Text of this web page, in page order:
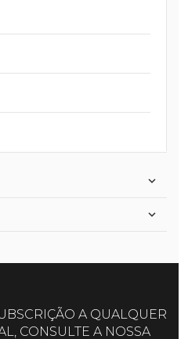
A QUALQUER
CONSULTE A NOSSA